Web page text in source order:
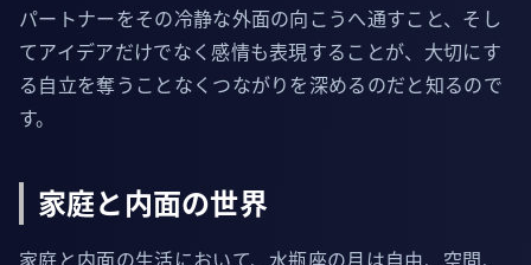
パートナーをその冷静な外面の向こうへ通すこと、そし
てアイデアだけでなく感情も表現することが、大切にす
る自立を奪うことなくつながりを深めるのだと知るので
す。
家庭と内面の世界